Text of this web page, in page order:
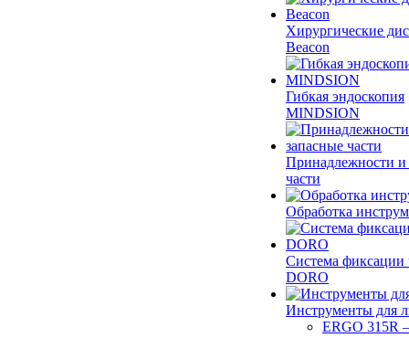
Хирургические
Beacon
Гибкая эндоскопия
MINDSION
Принадлежности и
части
Обработка
Система фиксации
DORO
Инструменты для
ERGO 315R